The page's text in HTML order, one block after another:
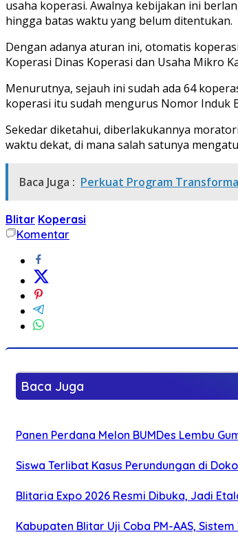
usaha koperasi. Awalnya kebijakan ini
hingga batas waktu yang belum ditentukan.
Dengan adanya aturan ini, otomatis
Koperasi Dinas Koperasi dan Usaha Mikro
Menurutnya, sejauh ini sudah ada 64
koperasi itu sudah mengurus Nomor Induk
Sekedar diketahui, diberlakukannya
waktu dekat, di mana salah satunya
Baca Juga : Perkuat Program
Blitar Koperasi
Komentar
Baca Juga
Panen Perdana Melon BUMDes Lembu
Siswa Terlibat Kasus Perundungan di
Blitaria Expo 2026 Resmi Dibuka, Jadi
Kabupaten Blitar Uji Coba PM-AAS,